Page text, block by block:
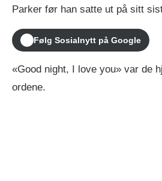
Parker før han satte ut på sitt
Følg Sosialnytt på Google
«Good night, I love you» var de
ordene.